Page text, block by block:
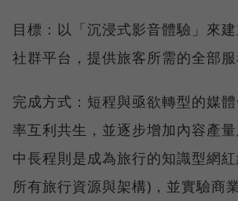
目標：以「沉浸式影音體驗」來
社群平台，提供旅客所需的全部服
完成方式：短程與亟欲轉型的媒
率互利共生，並逐步增加內容產量
中長程則是成為旅行的知識型網
所有旅行資源與架構)，並實驗商